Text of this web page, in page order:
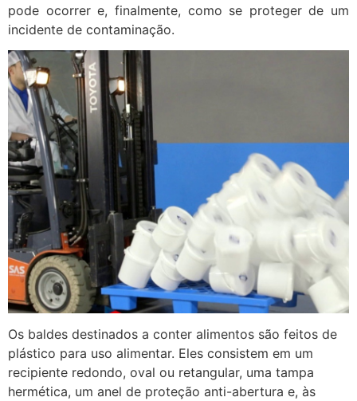
pode ocorrer e, finalmente, como se proteger de um
incidente de contaminação.
Os baldes destinados a conter alimentos são feitos de
plástico para uso alimentar. Eles consistem em um
recipiente redondo, oval ou retangular, uma tampa
hermética, um anel de proteção anti-abertura e, às